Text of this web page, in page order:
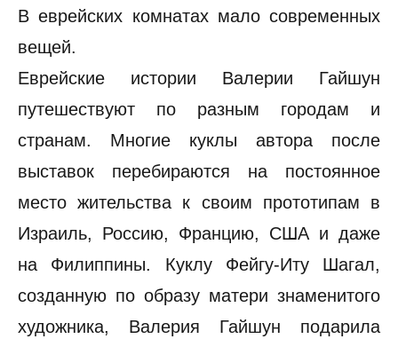
В еврейских комнатах мало современных
вещей.
Еврейские истории Валерии Гайшун
путешествуют по разным городам и
странам. Многие куклы автора после
выставок перебираются на постоянное
место жительства к своим прототипам в
Израиль, Россию, Францию, США и даже
на Филиппины. Куклу Фейгу-Иту Шагал,
созданную по образу матери знаменитого
художника, Валерия Гайшун подарила